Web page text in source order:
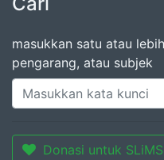
masukkan satu atau
pengarang, atau subjek
Donasi untuk SLiMS